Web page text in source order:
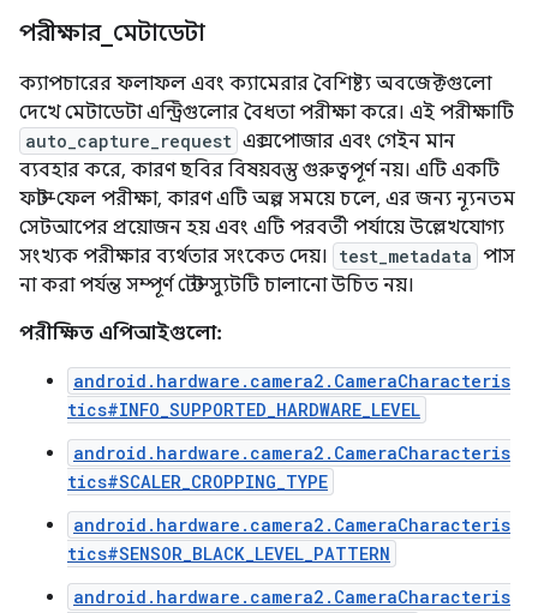
পরীক্ষার_ মেটাডেটা
ক্যাপচারের ফলাফল এবং ক্যামেরার বৈশিষ্ট্য অবজেক্টগুলো
দেখে মেটাডেটা এন্ট্রিগুলোর বৈধতা পরীক্ষা করে। এই পরীক্ষাটি
auto_capture_request এক্সপোজার এবং গেইন মান
ব্যবহার করে, কারণ ছবির বিষয়বস্তু গুরুত্বপূর্ণ নয়। এটি একটি
ফাস্ট-ফেল পরীক্ষা, কারণ এটি অল্প সময়ে চলে, এর জন্য ন্যূনতম
সেটআপের প্রয়োজন হয় এবং এটি পরবর্তী পর্যায়ে উল্লেখযোগ্য
সংখ্যক পরীক্ষার ব্যর্থতার সংকেত দেয়। test_metadata পাস
না করা পর্যন্ত সম্পূর্ণ টেস্ট স্যুটটি চালানো উচিত নয়।
পরীক্ষিত এপিআইগুলো:
android.hardware.camera2.CameraCharacteris
tics#INFO_SUPPORTED_HARDWARE_LEVEL
android.hardware.camera2.CameraCharacteris
tics#SCALER_CROPPING_TYPE
android.hardware.camera2.CameraCharacteris
tics#SENSOR_BLACK_LEVEL_PATTERN
android.hardware.camera2.CameraCharacteris